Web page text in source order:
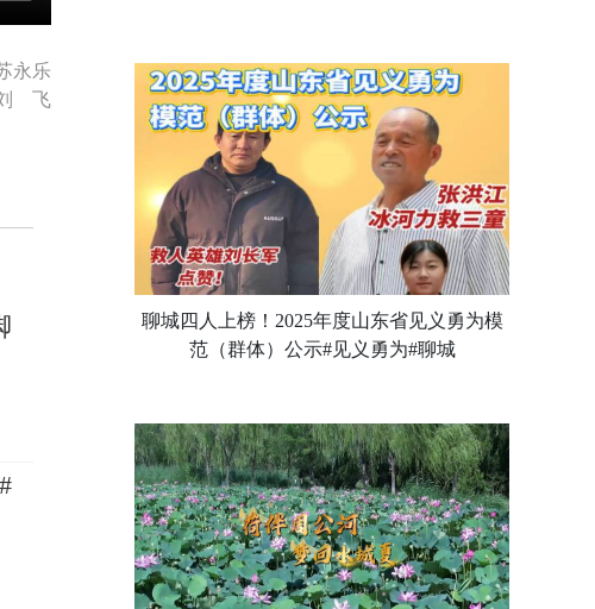
永乐
飞
聊城四人上榜！2025年度山东省见义勇为模
范（群体）公示#见义勇为#聊城